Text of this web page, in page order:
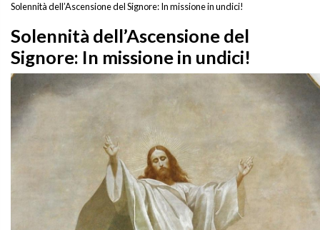
Solennità dell’Ascensione del Signore: In missione in undici!
Solennità dell’Ascensione del
Signore: In missione in undici!